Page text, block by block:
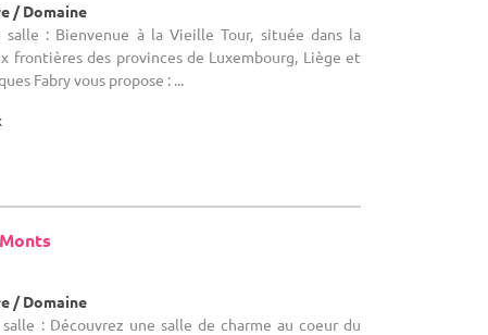
/ Domaine
salle : Bienvenue à la Vieille Tour, située dans la
frontières des provinces de Luxembourg, Liège et
Fabry vous propose : ...
/ Domaine
: Découvrez une salle de charme au coeur du